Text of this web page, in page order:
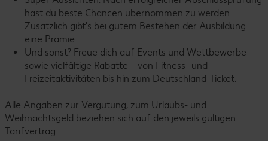
hast du beste Chancen übernommen zu werden.
Zusätzlich gibt's bei gutem Bestehen der Ausbildung
eine Prämie.
Und sonst? Freue dich auf Events und Wettbewerbe
sowie vielfältige Rabatte – von Fitness- und
Freizeitaktivitäten bis hin zum Deutschland-Ticket.
Alle Angaben zur Vergütung, zum Urlaubs- und
Weihnachtsgeld beziehen sich auf den jeweils gültigen
Tarifvertrag.